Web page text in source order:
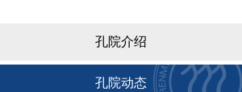
孔院介绍
孔院动态